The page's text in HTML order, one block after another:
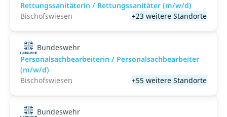
Rettungssanitäterin / Rettungssanitäter (m/w/d)
Bischofswiesen
+23 weitere Standorte
Bundeswehr
Personalsachbearbeiterin / Personalsachbearbeiter
(m/w/d)
Bischofswiesen
+55 weitere Standorte
Bundeswehr